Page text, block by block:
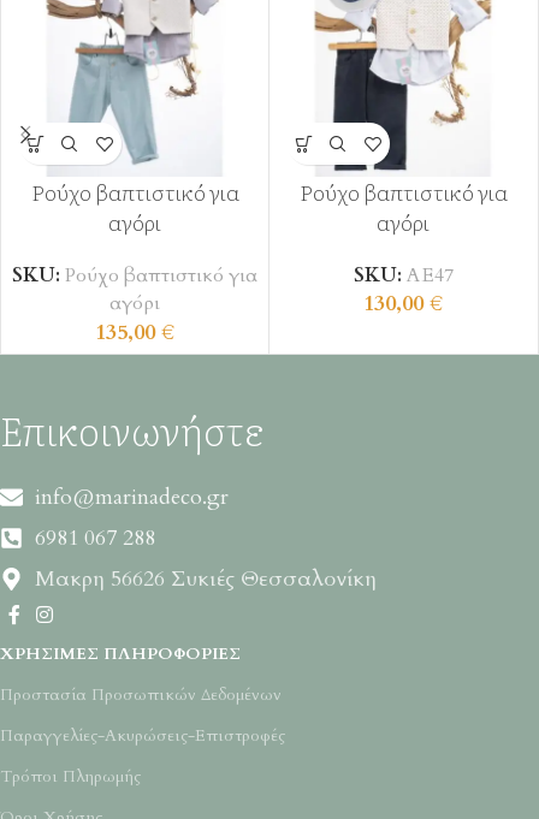
Ρούχο βαπτιστικό για
αγόρι
SKU: Ρούχο βαπτιστικό για
αγόρι
135,00€
Ρούχο βαπτιστικό για
αγόρι
SKU: ΑΕ47
130,00€
Επικοινωνήστε
info@marinadeco.gr
6981 067 288
Μακρη 56626 Συκιές Θεσσαλονίκη
ΧΡΉΣΙΜΕΣ ΠΛΗΡΟΦΟΡΊΕΣ
Προστασία Προσωπικών Δεδομένων
Παραγγελίες-Ακυρώσεις-Επιστροφές
Τρόποι Πληρωμής